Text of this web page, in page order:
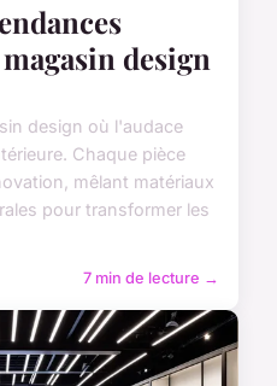
design
design où l'audace
Chaque pièce
mêlant matériaux
pour transformer les
7 min de lecture →